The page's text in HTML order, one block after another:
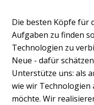
Die besten Köpfe für
Aufgaben zu finden
Technologien zu
Neue - dafür
Unterstütze uns: als
wie wir Technologien
möchte. Wir